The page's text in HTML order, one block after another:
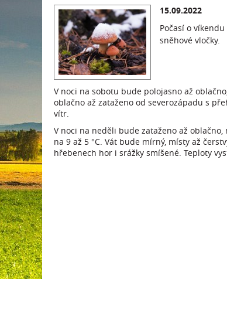
15.09.2022
Počasí o
sněhové vločky.
V noci na sobotu bude polojasno až
oblačno až zataženo od severozápadu s
vítr.
V noci na neděli bude zataženo až
na 9 až 5 °C. Vát bude mírný, místy až
hřebenech hor i srážky smíšené. Teploty